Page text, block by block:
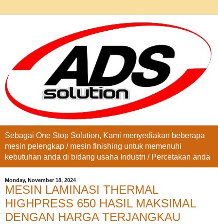
Sebagai One Stop Solution, Kami menyediakan beberapa
mesin pelengkap / mesin finishing untuk memenuhi
kebutuhan anda di bidang usaha Industri / Percetakan anda
Monday, November 18, 2024
MESIN LAMINASI THERMAL
HIGHPRESS 650 HASIL MAKSIMAL
DENGAN HARGA TERJANGKAU